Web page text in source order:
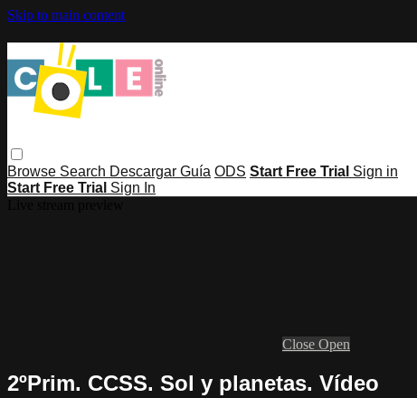
Skip to main content
Browse Search Descargar Guía ODS Start Free Trial Sign in
Start Free Trial Sign In
Close Open
2ºPrim. CCSS. Sol y planetas. Vídeo